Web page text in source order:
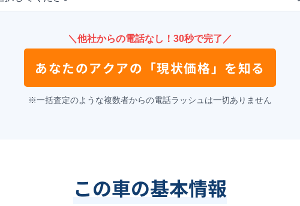
＼他社からの電話なし！30秒で完了／
あなたのアクアの 「現状価格」を知る
※一括査定のような複数者からの電話ラッシュは一切ありません
この車の基本情報